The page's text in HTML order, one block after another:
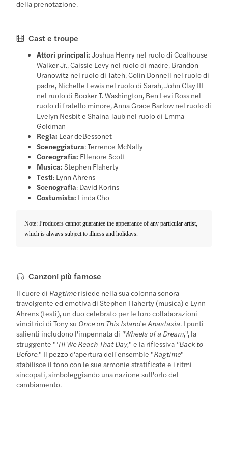
della prenotazione.
Cast e troupe
Attori principali: Joshua Henry nel ruolo di Coalhouse
Walker Jr., Caissie Levy nel ruolo di madre, Brandon
Uranowitz nel ruolo di Tateh, Colin Donnell nel ruolo di
padre, Nichelle Lewis nel ruolo di Sarah, John Clay III
nel ruolo di Booker T. Washington, Ben Levi Ross nel
ruolo di fratello minore, Anna Grace Barlow nel ruolo di
Evelyn Nesbit e Shaina Taub nel ruolo di Emma
Goldman
Regia: Lear deBessonet
Sceneggiatura: Terrence McNally
Coreografia: Ellenore Scott
Musica: Stephen Flaherty
Testi: Lynn Ahrens
Scenografia: David Korins
Costumista: Linda Cho
Note: Producers cannot guarantee the appearance of any particular artist,
which is always subject to illness and holidays.
Canzoni più famose
Il cuore di Ragtimerisiede nella sua colonna sonora
travolgente ed emotiva di Stephen Flaherty (musica) e Lynn
Ahrens (testi), un duo celebrato per le loro collaborazioni
vincitrici di Tony su Once on This IslandeAnastasia. I punti
salienti includono l'impennata di "Wheels of a Dream,", la
struggente "'Til We Reach That Day," e la riflessiva "Back to
Before." Il pezzo d'apertura dell'ensemble "Ragtime"
stabilisce il tono con le sue armonie stratificate e i ritmi
sincopati, simboleggiando una nazione sull'orlo del
cambiamento.